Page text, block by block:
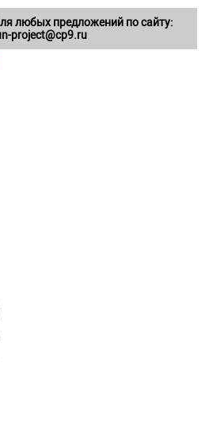
любых предложений по сайту:
project@cp9.ru